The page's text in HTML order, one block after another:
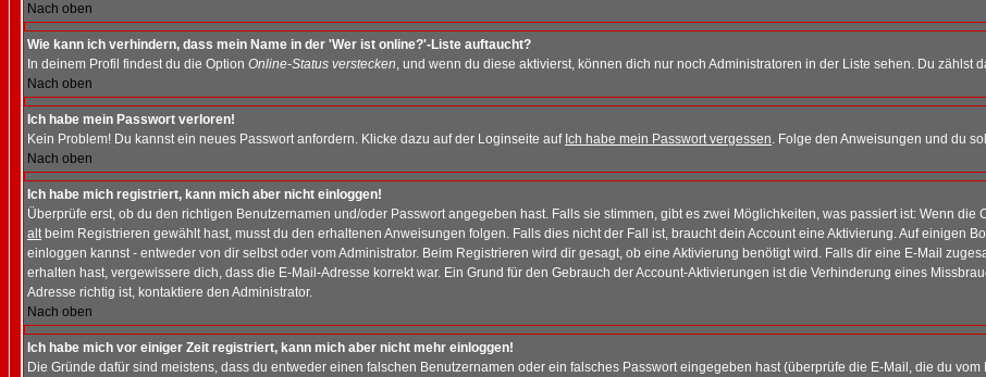
Nach oben
Wie kann ich verhindern, dass mein Name in der 'Wer ist online?'-Liste auftaucht?
In deinem Profil findest du die Option Online-Status verstecken, und wenn du diese aktivierst, können dich nur noch Administratoren in der Liste sehen. Du zählst
Nach oben
Ich habe mein Passwort verloren!
Kein Problem! Du kannst ein neues Passwort anfordern. Klicke dazu auf der Loginseite auf Ich habe mein Passwort vergessen. Folge den Anweisungen und du
Nach oben
Ich habe mich registriert, kann mich aber nicht einloggen!
Überprüfe erst, ob du den richtigen Benutzernamen und/oder Passwort angegeben hast. Falls sie stimmen, gibt es zwei Möglichkeiten, was passiert ist: Wenn die
altbeim Registrieren gewählt hast, musst du den erhaltenen Anweisungen folgen. Falls dies nicht der Fall ist, braucht dein Account eine Aktivierung. Auf einigen
einloggen kannst - entweder von dir selbst oder vom Administrator. Beim Registrieren wird dir gesagt, ob eine Aktivierung benötigt wird. Falls dir eine E-Mail
erhalten hast, vergewissere dich, dass die E-Mail-Adresse korrekt war. Ein Grund für den Gebrauch der Account-Aktivierungen ist die Verhinderung eines
Adresse richtig ist, kontaktiere den Administrator.
Nach oben
Ich habe mich vor einiger Zeit registriert, kann mich aber nicht mehr einloggen!
Die Gründe dafür sind meistens, dass du entweder einen falschen Benutzernamen oder ein falsches Passwort eingegeben hast (überprüfe die E-Mail, die du